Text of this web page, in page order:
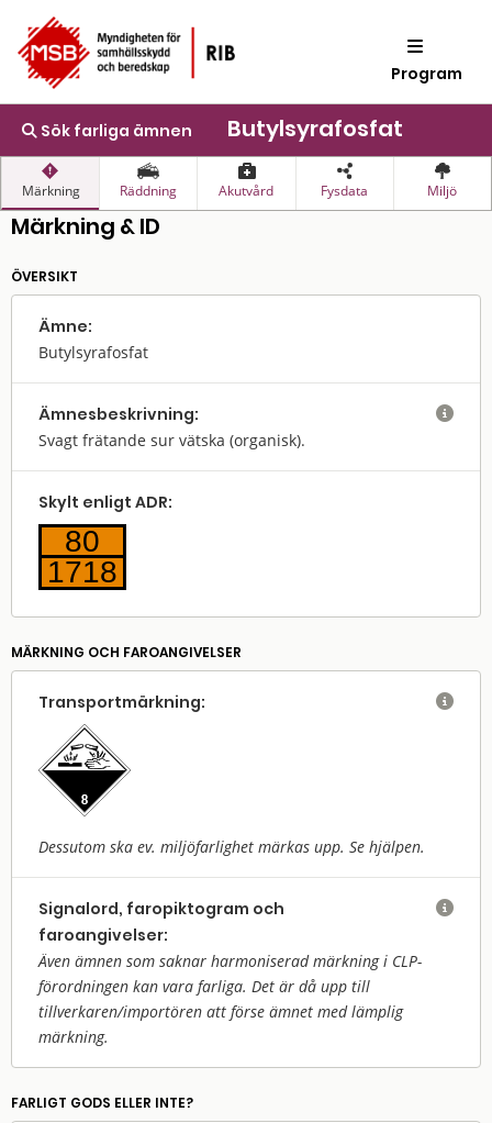
Program
Sök farliga ämnen Butylsyrafosfat
Märkning Räddning Akutvård Fysdata Miljö
Märkning & ID
ÖVERSIKT
Ämne:
Butylsyrafosfat
Ämnes­beskrivning:
Svagt frätande sur vätska (organisk).

Skylt enligt ADR:
80
1718
MÄRKNING OCH FAROANGIVELSER
Transport­märkning:
Dessutom ska ev. miljöfarlighet märkas upp. Se hjälpen.

Signalord, faropiktogram och
faroangivelser:
Även ämnen som saknar harmoniserad märkning i CLP-
förordningen kan vara farliga. Det är då upp till
tillverkaren/importören att förse ämnet med lämplig
märkning.

FARLIGT GODS ELLER INTE?